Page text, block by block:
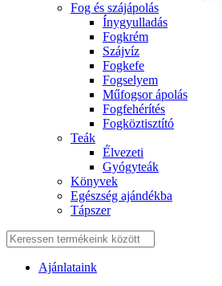
Fog és szájápolás
Í́nygyulladás
Fogkrém
Szájvíz
Fogkefe
Fogselyem
Műfogsor ápolás
Fogfehérítés
Fogköztisztító
Teák
É́lvezeti
Gyógyteák
Könyvek
Egészség ajándékba
Tápszer
Ajánlataink